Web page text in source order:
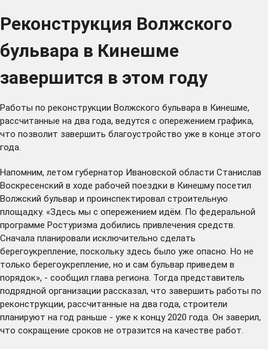
Реконструкция Волжского
бульвара в Кинешме
завершится в этом году
Работы по реконструкции Волжского бульвара в Кинешме,
рассчитанные на два года, ведутся с опережением графика,
что позволит завершить благоустройство уже в конце этого
года.
Напомним, летом губернатор Ивановской области Станислав
Воскресенский в ходе рабочей поездки в Кинешмупосетил
Волжский бульвар и проинспектировал строительную
площадку. «Здесь мы с опережением идём. По федеральной
программе Ростуризма добились привлечения средств.
Сначала планировали исключительно сделать
берегоукрепление, поскольку здесь было уже опасно. Но не
только берегоукрепление, но и сам бульвар приведем в
порядок», - сообщил глава региона. Тогда представитель
подрядной организации рассказал, что завершить работы по
реконструкции, рассчитанные на два года, строители
планируют на год раньше - уже к концу 2020 года. Он заверил,
что сокращение сроков не отразится на качестве работ.